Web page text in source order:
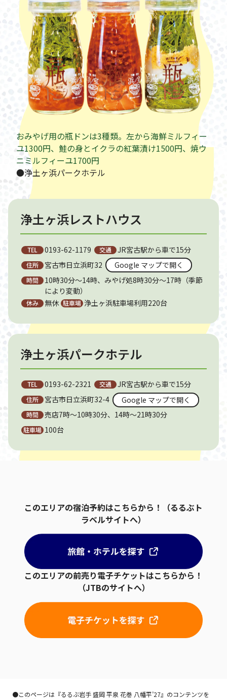
おみやげ用の瓶ドンは3種類。左から海鮮ミルフィー
ユ1300円、鮭の身とイクラの紅葉漬け1500円、焼ウ
ニミルフィーユ1700円
●浄土ヶ浜パークホテル
浄土ヶ浜レストハウス
0193-62-1179
JR宮古駅から車で15分
宮古市日立浜町32
Google マップで開く
10時30分～14時、みやげ処8時30分～17時（季節
により変動）
無休
浄土ヶ浜駐車場利用220台
浄土ヶ浜パークホテル
0193-62-2321
JR宮古駅から車で15分
宮古市日立浜町32-4
Google マップで開く
売店7時～10時30分、14時～21時30分
100台
このエリアの宿泊予約はこちらから！（るるぶト
ラベルサイトへ）
このエリアの前売り電子チケットはこちらから！
（JTBのサイトへ）
●このページは『るるぶ岩手 盛岡 平泉 花巻 八幡平’27』のコンテンツを